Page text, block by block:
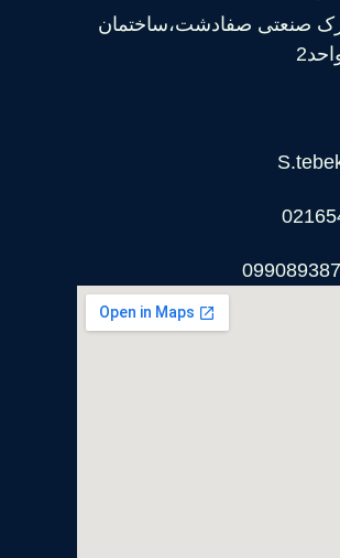
صنعتی صفادشت،ساختمان